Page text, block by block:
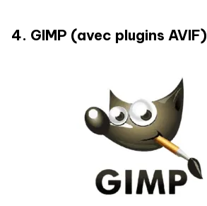
4. GIMP (avec plugins AVIF)